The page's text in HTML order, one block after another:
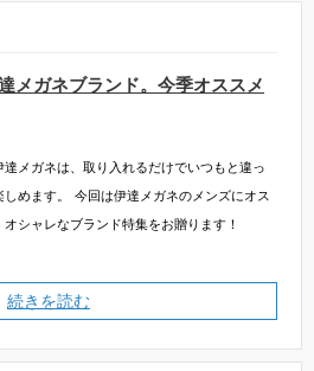
メガネブランド。今季オススメ
達メガネは、取り入れるだけでいつもと違っ
めます。
今回は伊達メガネのメンズにオス
オシャレなブランド特集をお贈ります！
続きを読む